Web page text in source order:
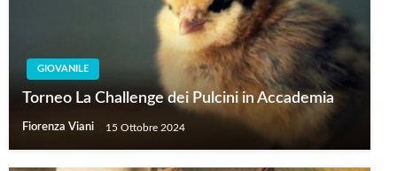
GIOVANILE
Torneo La Challenge dei Pulcini in Accademia
Fiorenza Viani 15 Ottobre 2024